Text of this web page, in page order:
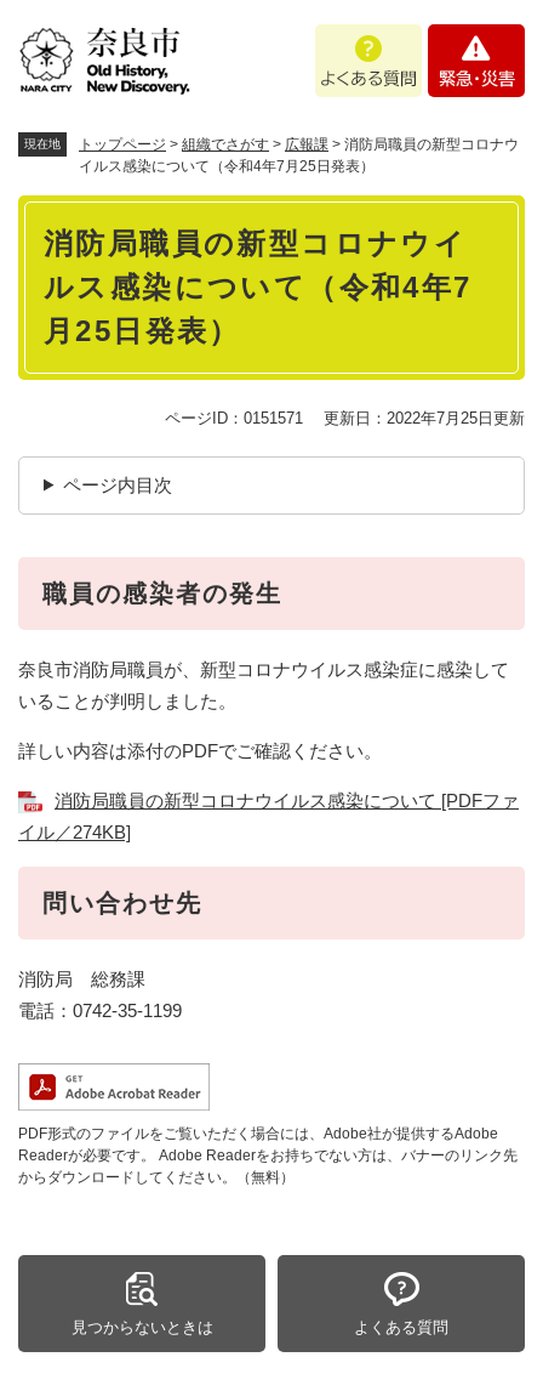
あ
問
・
現在地 トップページ > 組織でさがす > 広報課 > 消防局職員の新型コロナウ
イルス感染について（令和4年7月25日発表）
本
消防局職員の新型コロナウイ
ルス感染について（令和4年7
月25日発表）
ページID：0151571 更新日：2022年7月25日更新
ページ内目次
職員の感染者の発生
奈良市消防局職員が、新型コロナウイルス感染症に感染して
いることが判明しました。
詳しい内容は添付のPDFでご確認ください。
消防局職員の新型コロナウイルス感染について [PDFファ
イル／274KB]
問い合わせ先
消防局 総務課
電話：0742-35-1199
PDF形式のファイルをご覧いただく場合には、Adobe社が提供するAdobe
Readerが必要です。
Adobe Readerをお持ちでない方は、バナーのリンク先
からダウンロードしてください。（無料）
見つからないときは よくある質問